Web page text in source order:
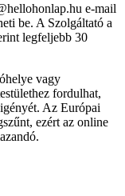
e-mail
be. A Szolgáltató a
legfeljebb 30
vagy
fordulhat,
Az Európai
ezért az online